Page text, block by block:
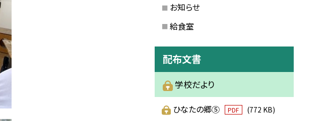
お知らせ
給食室
配布文書
学校だより
ひなたの郷⑤ PDF (772 KB)